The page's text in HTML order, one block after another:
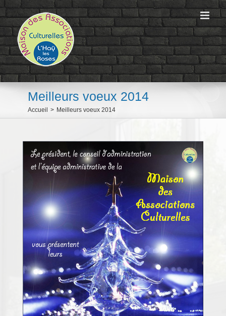
Passer
au
contenu
Meilleurs voeux 2014
Accueil > Meilleurs voeux 2014